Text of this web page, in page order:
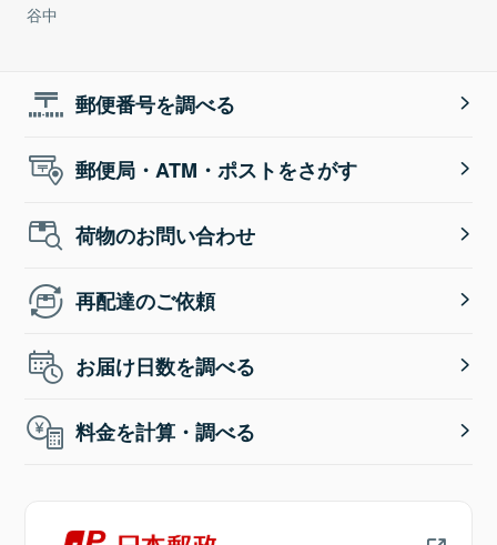
谷中
郵便番号を調べる
郵便局・ATM・ポストをさがす
荷物のお問い合わせ
再配達のご依頼
お届け日数を調べる
料金を計算・調べる